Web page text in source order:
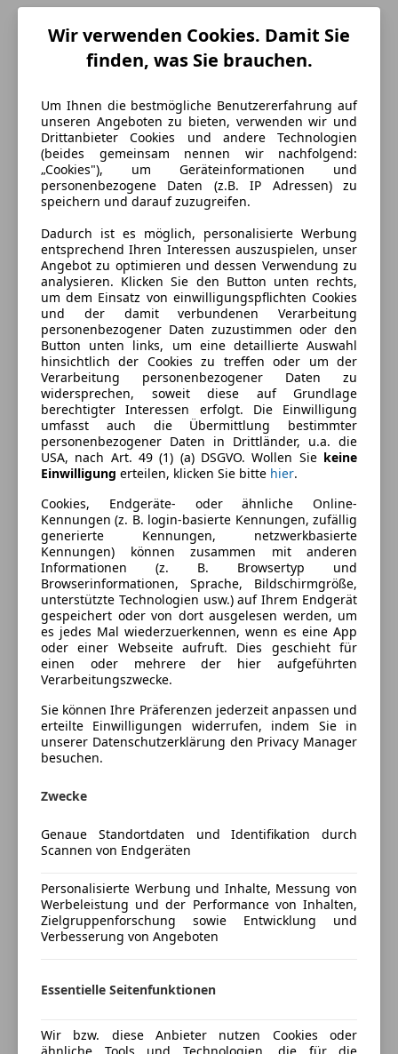
Energieverbrauch
Schadstoffklasse
Euro 5
Kraftstoff
Diesel
Ausstattung
Komfort
Armlehne
Beheizbare Frontscheibe
Einparkhilfe
Einparkhilfe Sensoren hinten
Einparkhilfe Sensoren vorne
Elektrische Fensterheber
Elektrische Seitenspiegel
Getönte Scheiben
Klimaanlage
Lichtsensor
Multifunktionslenkrad
Start/Stop-Automatik
Unterhaltung/Media
Bluetooth
Bordcomputer
DAB-Radio
MP3
Radio
USB
Sicherheit
ABS
Alarmanlage
Beifahrerairbag
ESP
Fahrerairbag
Kopfairbag
Nebelscheinwerfer
Mehr anzeigen
Farbe und Innenausstattung
Außenfarbe
Weiß
Farbe laut Hersteller
Frost-Weiß
Fahrzeugbeschreibung
Herzlich Willkommen bei KFZ LECHNER- schön dass
Sie da sind!
Wir sind ein 20 köpfiges Team und verkaufen jährlich
über 700 Autos.
KUNDENZUFRIEDENHEIT
geschrieben, was unsere Bewertungen wieder
spiegeln!
Fahrzeug gründlich geprüft, bei Bedarf repariert,
Hand über. Alle Fahrzeuge verfügen zusätzlich, zur
Gewährleistung, über
JAHRE GARANTIE!
Wir bieten Ihnen hier einenFORD TRANSIT CONNECT
230 KOMBI L1 1.5 ECOBLUE
WISSENSWERTES, WARTUNG & SERVICE:
Wir haben viele weitere Ford auf Lager!
Preisbewertung
Mehr anzeigen
Versicherung
anpassen
Wir verwenden Cookies. Damit Sie
finden, was Sie brauchen.
Um Ihnen die bestmögliche Benutzererfahrung auf
unseren Angeboten zu bieten, verwenden wir und
Drittanbieter Cookies und andere Technologien
(beides gemeinsam nennen wir nachfolgend:
„Cookies"), um Geräteinformationen und
personenbezogene Daten (z.B. IP Adressen) zu
speichern und darauf zuzugreifen.
Dadurch ist es möglich, personalisierte Werbung
entsprechend Ihren Interessen auszuspielen, unser
Angebot zu optimieren und dessen Verwendung zu
analysieren. Klicken Sie den Button unten rechts,
um dem Einsatz von einwilligungspflichten Cookies
und der damit verbundenen Verarbeitung
personenbezogener Daten zuzustimmen oder den
Button unten links, um eine detaillierte Auswahl
hinsichtlich der Cookies zu treffen oder um der
Verarbeitung personenbezogener Daten zu
widersprechen, soweit diese auf Grundlage
berechtigter Interessen erfolgt. Die Einwilligung
umfasst auch die Übermittlung bestimmter
personenbezogener Daten in Drittländer, u.a. die
USA, nach Art. 49 (1) (a) DSGVO. Wollen Sie keine
Einwilligung erteilen, klicken Sie bitte hier.
Cookies, Endgeräte- oder ähnliche Online-
Kennungen (z. B. login-basierte Kennungen, zufällig
generierte Kennungen, netzwerkbasierte
Kennungen) können zusammen mit anderen
Informationen (z. B. Browsertyp und
Browserinformationen, Sprache, Bildschirmgröße,
unterstützte Technologien usw.) auf Ihrem Endgerät
gespeichert oder von dort ausgelesen werden, um
es jedes Mal wiederzuerkennen, wenn es eine App
oder einer Webseite aufruft. Dies geschieht für
einen oder mehrere der hier aufgeführten
Verarbeitungszwecke.
Sie können Ihre Präferenzen jederzeit anpassen und
erteilte Einwilligungen widerrufen, indem Sie in
unserer Datenschutzerklärung den Privacy Manager
besuchen.
Zwecke
Genaue Standortdaten und Identifikation durch
Scannen von Endgeräten
Personalisierte Werbung und Inhalte, Messung von
Werbeleistung und der Performance von Inhalten,
Zielgruppenforschung sowie Entwicklung und
Verbesserung von Angeboten
Essentielle Seitenfunktionen
Wir bzw. diese Anbieter nutzen Cookies oder